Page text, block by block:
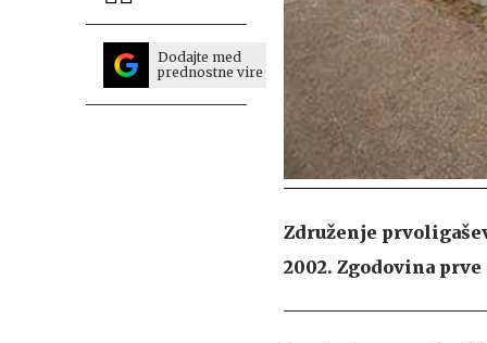
Dodajte med
prednostne vire
Združenje
2002. Zgodovina